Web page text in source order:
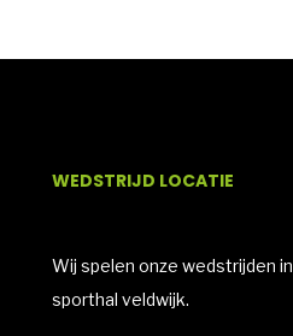
WEDSTRIJD LOCATIE
Wij spelen onze wedstrijden in
sporthal veldwijk.